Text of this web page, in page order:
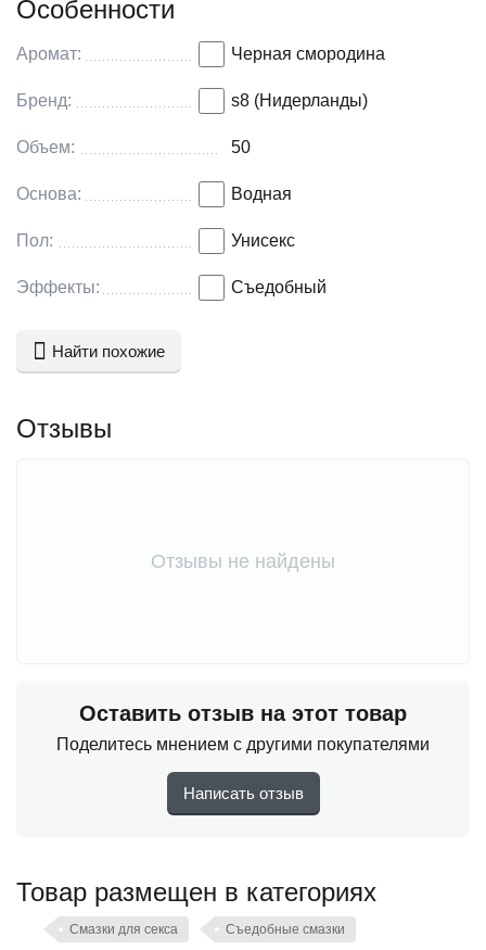
S8 полностью без парабенов, без фталатов, без
добавленных красителей или агрессивных
Аромат: Черная смородина
Бренд: s8 (Нидерланды)
Объем: 50
Основа: Водная
Пол: Унисекс
Эффекты: Съедобный
Найти похожие
Отзывы
Отзывы не найдены
Оставить отзыв на этот товар
Поделитесь мнением с другими покупателями
Написать отзыв
Товар размещен в категориях
Смазки для секса Съедобные смазки